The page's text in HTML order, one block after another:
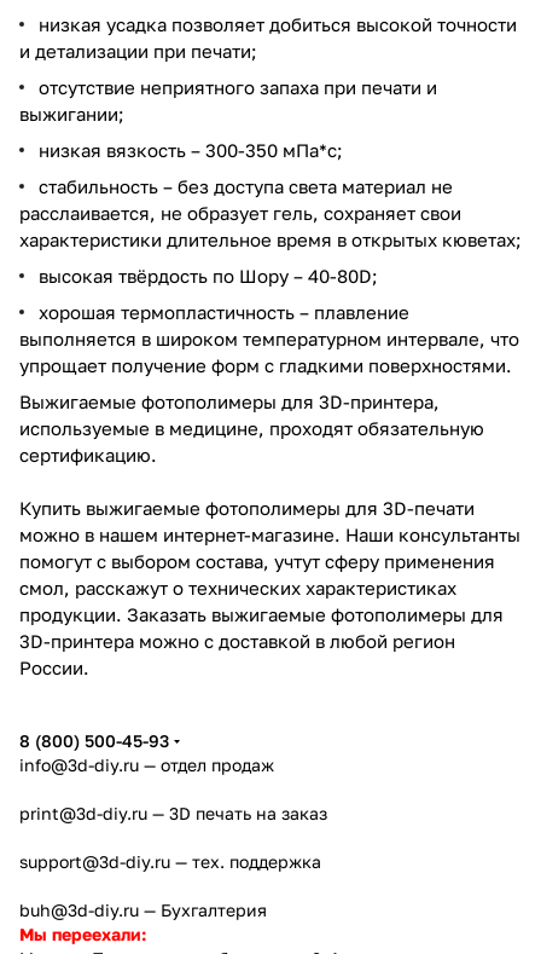
низкая усадка позволяет добиться высокой точности
и детализации при печати;
отсутствие неприятного запаха при печати и
выжигании;
низкая вязкость – 300-350 мПа*с;
стабильность – без доступа света материал не
расслаивается, не образует гель, сохраняет свои
характеристики длительное время в открытых кюветах;
высокая твёрдость по Шору – 40-80D;
хорошая термопластичность – плавление
выполняется в широком температурном интервале, что
упрощает получение форм с гладкими поверхностями.
Выжигаемые фотополимеры для 3D-принтера,
используемые в медицине, проходят обязательную
сертификацию.
Купить выжигаемые фотополимеры для 3D-печати
можно в нашем интернет-магазине. Наши консультанты
помогут с выбором состава, учтут сферу применения
смол, расскажут о технических характеристиках
продукции. Заказать выжигаемые фотополимеры для
3D-принтера можно с доставкой в любой регион
России.
8 (800) 500-45-93
info@3d-diy.ru — отдел продаж
print@3d-diy.ru — 3D печать на заказ
support@3d-diy.ru — тех. поддержка
buh@3d-diy.ru — Бухгалтерия
Мы переехали: